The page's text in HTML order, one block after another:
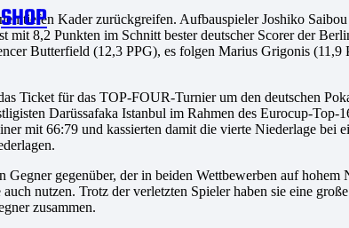
SHOPtiefen Kader zurückgreifen. Aufbauspieler Joshiko
8,2 Punkten im Schnitt bester deutscher Scorer der
Butterfield (12,3 PPG), es folgen Marius Grigonis
Ticket für das TOP-FOUR-Turnier um den deutschen
Darüssafaka Istanbul im Rahmen des Eurocup-
mit 66:79 und kassierten damit die vierte Niederlage
Gegner gegenüber, der in beiden Wettbewerben auf
nutzen. Trotz der verletzten Spieler haben sie eine
zusammen.